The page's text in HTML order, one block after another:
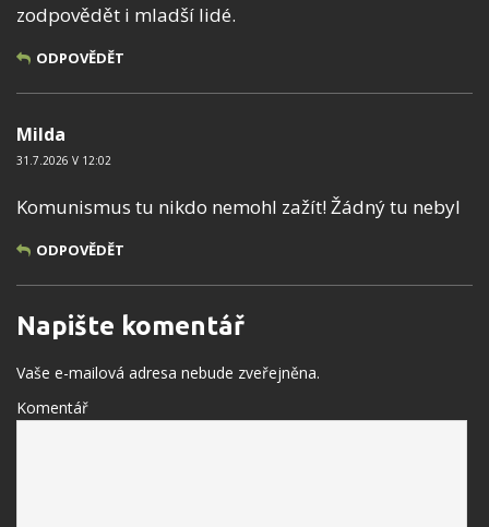
zodpovědět i mladší lidé.
ODPOVĚDĚT
Milda
31.7.2026 V 12:02
Komunismus tu nikdo nemohl zažít! Žádný tu nebyl
ODPOVĚDĚT
Napište komentář
Vaše e-mailová adresa nebude zveřejněna.
Komentář